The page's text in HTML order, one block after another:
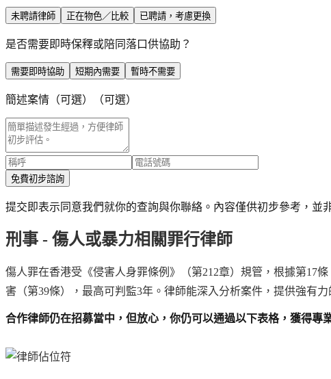
未聘請律師 正在物色／比較 已聘請，考慮更換
是否需要即時保釋或陪同落口供協助？
需要即時協助 短期內需要 暫時不需要
簡述案情（可選） （可選）
免費初步諮詢
提交即表示同意我們就你的查詢與你聯絡。內容僅供初步參考，並
刑事 - 傷人或暴力相關罪行律師
傷人罪在香港受《侵害人身罪條例》（第212章）規管，根據第17
害（第39條），最高可判監3年。律師能深入分析案件，提供強有
合作律師仍在招募當中，但放心，你仍可以通過以下表格，獲得專